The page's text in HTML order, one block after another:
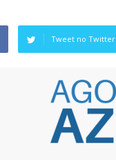
Tweet no Twitter